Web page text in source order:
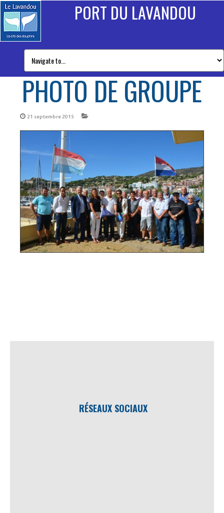
PORT DU LAVANDOU
PHOTO DE GROUPE
21 septembre 2015
RÉSEAUX SOCIAUX